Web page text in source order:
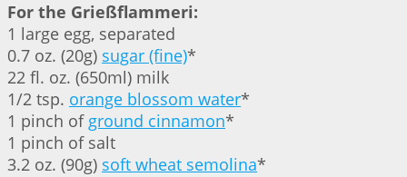
For the Grießflammeri:
1 large egg, separated
0.7 oz. (20g) sugar (fine)*
22 fl. oz. (650ml) milk
1/2 tsp. orange blossom water*
1 pinch of ground cinnamon*
1 pinch of salt
3.2 oz. (90g) soft wheat semolina*